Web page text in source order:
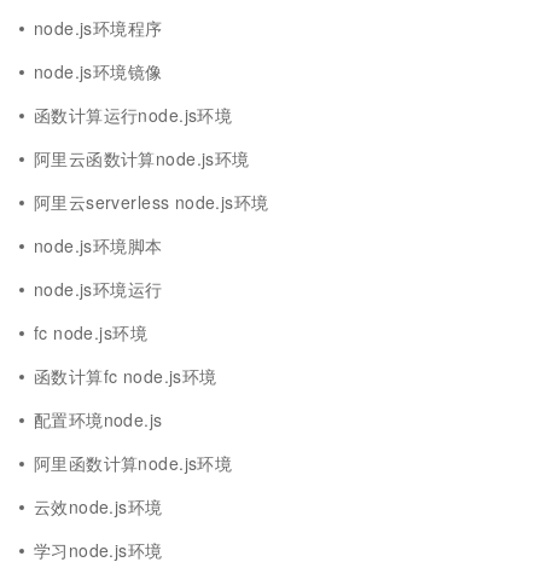
node.js环境程序
node.js环境镜像
函数计算运行node.js环境
阿里云函数计算node.js环境
阿里云serverless node.js环境
node.js环境脚本
node.js环境运行
fc node.js环境
函数计算fc node.js环境
配置环境node.js
阿里函数计算node.js环境
云效node.js环境
学习node.js环境